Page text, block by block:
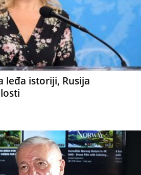
leđa istoriji, Rusija